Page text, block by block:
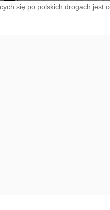
się po polskich drogach jest